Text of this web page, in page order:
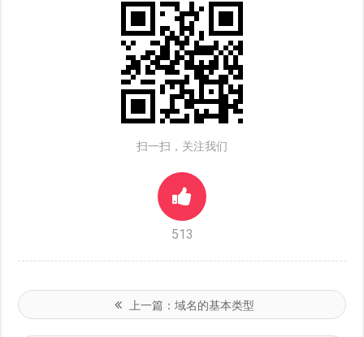
扫一扫，关注我们
513
上一篇： 域名的基本类型